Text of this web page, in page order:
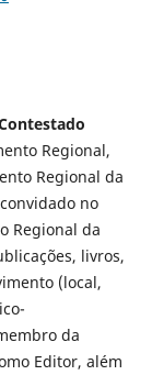
Regional,
Regional da
no
Regional da
livros,
(local,
da
Editor, além